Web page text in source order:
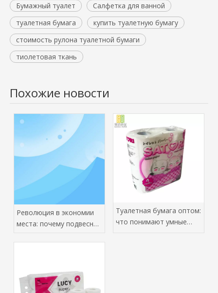
Бумажный туалет
Салфетка для ванной
туалетная бумага​
купить туалетную бумагу​
стоимость рулона туалетной бумаги
тиолетовая ткань​
Похожие новости
Революция в экономии
места: почему подвесные
Туалетная бумага оптом:
что понимают умные